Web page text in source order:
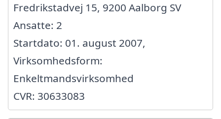
Fredrikstadvej 15, 9200 Aalborg SV
Ansatte: 2
Startdato: 01. august 2007,
Virksomhedsform:
Enkeltmandsvirksomhed
CVR: 30633083